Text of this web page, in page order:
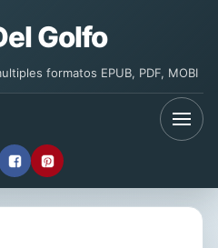
Golfo
formatos EPUB, PDF, MOBI